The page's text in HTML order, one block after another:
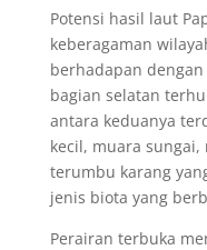
Potensi hasil laut
keberagaman
berhadapan
bagian selatan
antara keduanya
kecil, muara
terumbu karang
jenis biota yang
Perairan terbuka